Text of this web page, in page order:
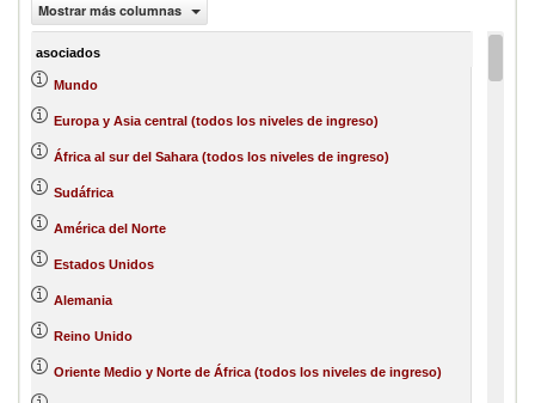
Mostrar más columnas
asociados
Mundo
Europa y Asia central (todos los niveles de ingreso)
África al sur del Sahara (todos los niveles de ingreso)
Sudáfrica
América del Norte
Estados Unidos
Alemania
Reino Unido
Oriente Medio y Norte de África (todos los niveles de ingreso)